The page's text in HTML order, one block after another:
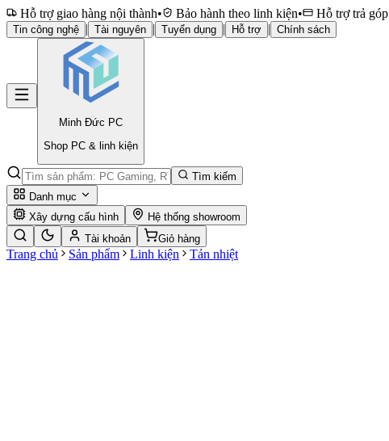
Hỗ trợ giao hàng nội thành• Bảo hành theo linh kiện• Hỗ trợ trả góp
Tin công nghệ | Tài nguyên | Tuyển dụng | Hỗ trợ | Chính sách
Minh Đức PC
Shop PC & linh kiện
Tìm kiếm
Danh mục
Xây dựng cấu hình
Hệ thống showroom
Tài khoản
Giỏ hàng
Trang chủ Sản phẩm Linh kiện Tản nhiệt